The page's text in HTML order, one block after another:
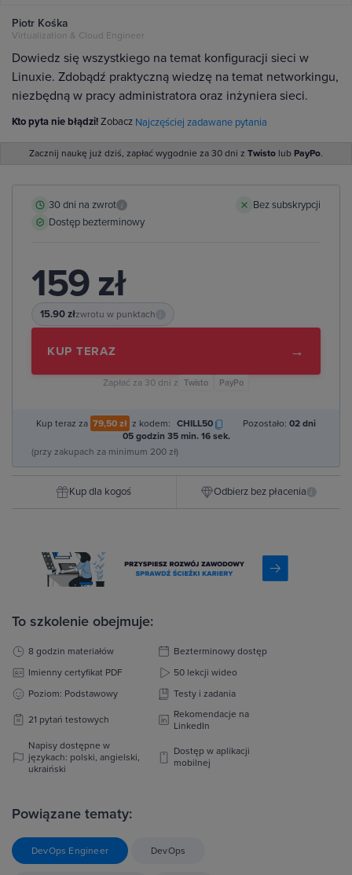
Piotr Kośka
Virtualization & Cloud Engineer
Dowiedz się wszystkiego na temat konfiguracji sieci w
Linuxie. Zdobądź praktyczną wiedzę na temat networkingu,
niezbędną w pracy administratora oraz inżyniera sieci.
Kto pyta nie błądzi!Zobacz Najczęściej zadawane pytania
Zacznij naukę już dziś, zapłać wygodnie za 30 dni z Twisto lub PayPo.
30 dni na zwrot i
Bez subskrypcji
Dostęp bezterminowy
159 zł
15.90 złzwrotu w punktach
KUP TERAZ →
Zapłać za 30 dni z Twisto PayPo
Kup teraz za 79,50 zł z kodem: CHILL50 Pozostało: 02 dni
05 godzin 35 min. 15 sek.
(przy zakupach za minimum 200 zł)
Kup dla kogoś Odbierz bez płacenia i
To szkolenie obejmuje:
8 godzin materiałów
Bezterminowy dostęp
Imienny certyfikat PDF
50 lekcji wideo
Poziom: Podstawowy
Testy i zadania
21 pytań testowych
Rekomendacje na
LinkedIn
Napisy dostępne w
językach: polski, angielski,
ukraiński
Dostęp w aplikacji
mobilnej
Powiązane tematy:
DevOps Engineer DevOps